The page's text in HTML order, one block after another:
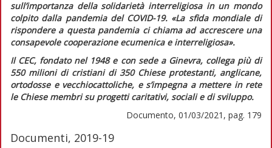
sull’importanza della solidarietà interreligiosa in un mondo
colpito dalla pandemia del COVID-19. «La sfida mondiale di
rispondere a questa pandemia ci chiama ad accrescere una
consapevole cooperazione ecumenica e interreligiosa».
Il CEC, fondato nel 1948 e con sede a Ginevra, collega più di
550 milioni di cristiani di 350 Chiese protestanti, anglicane,
ortodosse e vecchiocattoliche, e s’impegna a mettere in rete
le Chiese membri su progetti caritativi, sociali e di sviluppo.
Documento, 01/03/2021, pag. 179
Documenti, 2019-19